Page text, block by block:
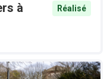
à
Réalisé